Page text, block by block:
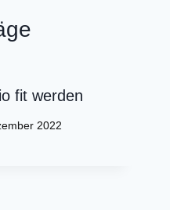
fit werden
2022